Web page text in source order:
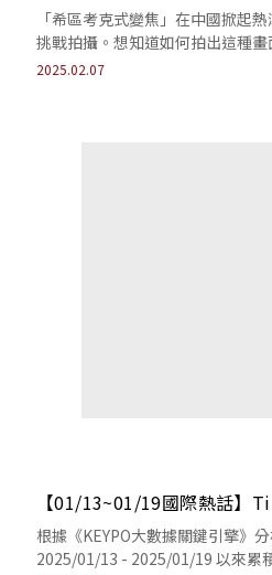
「希區考克式變焦」在中國掀起
挑戰拍攝。想知道如何拍出這種
吧！
2025.02.07
【01/13~01/19國際熱話】
根據《KEYPO大數據關鍵引擎》
2025/01/13 - 2025/01/19 以來累